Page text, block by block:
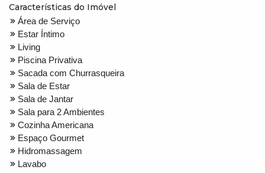
Características do Imóvel
Área de Serviço
Estar Íntimo
Living
Piscina Privativa
Sacada com Churrasqueira
Sala de Estar
Sala de Jantar
Sala para 2 Ambientes
Cozinha Americana
Espaço Gourmet
Hidromassagem
Lavabo